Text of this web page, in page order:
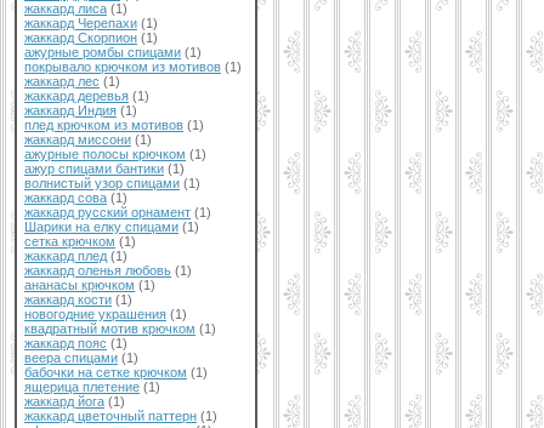
жаккард лиса (1)
жаккард Черепахи (1)
жаккард Скорпион (1)
ажурные ромбы спицами (1)
покрывало крючком из мотивов (1)
жаккард лес (1)
жаккард деревья (1)
жаккард Индия (1)
плед крючком из мотивов (1)
жаккард миссони (1)
ажурные полосы крючком (1)
ажур спицами бантики (1)
волнистый узор спицами (1)
жаккард сова (1)
жаккард русский орнамент (1)
Шарики на елку спицами (1)
сетка крючком (1)
жаккард плед (1)
жаккард оленья любовь (1)
ананасы крючком (1)
жаккард кости (1)
новогодние украшения (1)
квадратный мотив крючком (1)
жаккард пояс (1)
веера спицами (1)
бабочки на сетке крючком (1)
ящерица плетение (1)
жаккард йога (1)
жаккард цветочный паттерн (1)